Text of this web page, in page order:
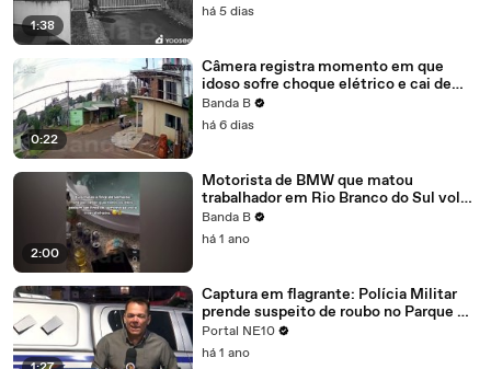
1:38
há 5 dias
0:22
Câmera registra momento em que
idoso sofre choque elétrico e cai de
laje de sete metros em Cascavel
Banda B
há 6 dias
2:00
Motorista de BMW que matou
trabalhador em Rio Branco do Sul volta
a ser preso
Banda B
há 1 ano
Captura em flagrante: Polícia Militar
prende suspeito de roubo no Parque Zé
Timaio
Portal NE10
há 1 ano